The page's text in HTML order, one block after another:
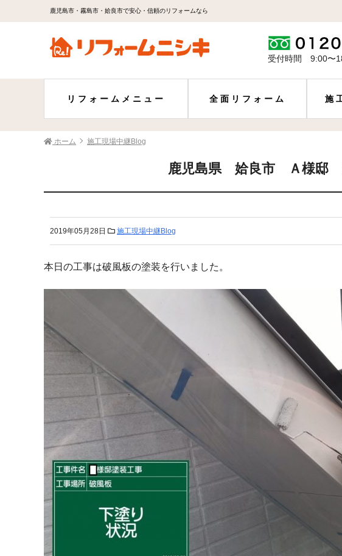
鹿児島市・霧島市・姶良市で安心・信頼のリフォームなら
受付時間 9:00〜
リフォームメニュー 全面リフォーム 施
ホーム 施工現場中継Blog
鹿児島県 姶良市 Ａ様邸
2019年05月28日 施工現場中継Blog
本日の工事は破風板の塗装を行いました。